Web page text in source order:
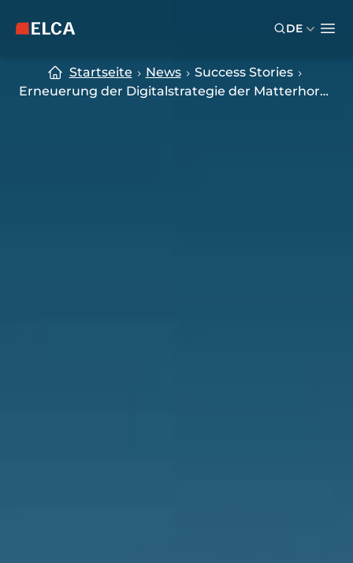
ELCA Logo — zurück zur Startseite
DE
Startseite News
Success Stories
Erneuerung der Digitalstrategie der Matterhorn Gotthard Bahn